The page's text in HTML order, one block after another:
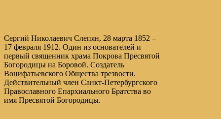
Сергий Николаевич Слепян, 28 марта 1852 –
17 февраля 1912. Один из основателей и
первый священник храма Покрова Пресвятой
Богородицы на Боровой. Создатель
Вонифатьевского Общества трезвости.
Действительный член Санкт-Петербургского
Православного Епархиального Братства во
имя Пресвятой Богородицы.